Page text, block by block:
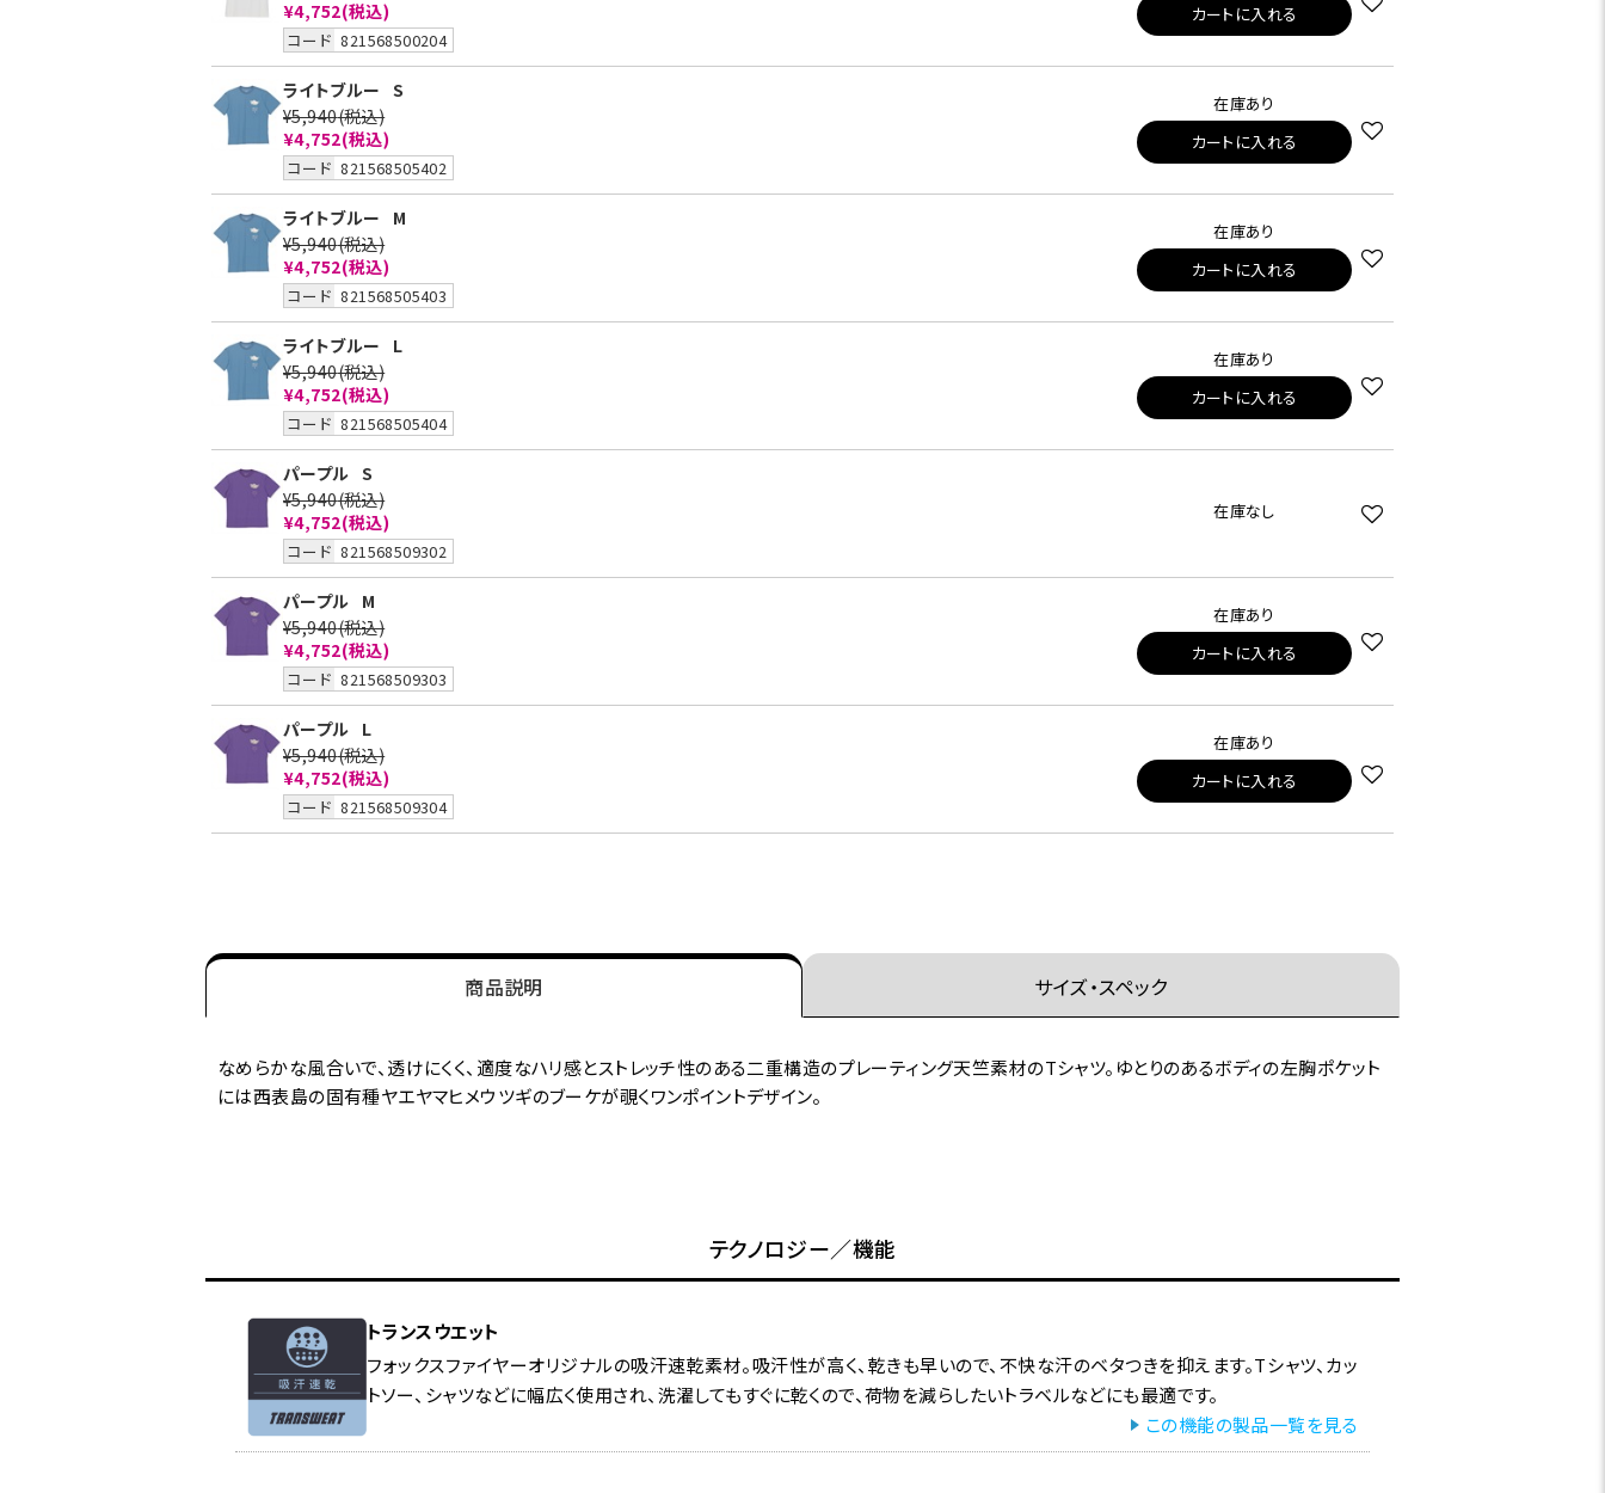
¥4,752(税込)
コード 821568500204
カートに入れる
ライトブルー S
¥5,940(税込)
¥4,752(税込)
コード 821568505402
在庫あり
カートに入れる
ライトブルー
M
¥5,940(税込)
¥4,752(税込)
コード 821568505403
在庫あり
カートに入れる
ライトブルー
L
¥5,940(税込)
¥4,752(税込)
コード 821568505404
在庫あり
カートに入れる
パープル S
¥5,940(税込)
¥4,752(税込)
コード 821568509302
在庫なし
パープル M
¥5,940(税込)
¥4,752(税込)
コード 821568509303
在庫あり
カートに入れる
パープル L
¥5,940(税込)
¥4,752(税込)
コード 821568509304
在庫あり
カートに入れる
商品説明 サイズ・スペック
なめらかな風合いで、透けにくく、適度なハリ感とストレッチ性のある二重構造のプレーティング天竺素材のTシャツ。ゆとりのあるボディの左胸ポケット
には西表島の固有種ヤエヤマヒメウツギのブーケが覗くワンポイントデザイン。
テクノロジー／機能
トランスウエット
フォックスファイヤーオリジナルの吸汗速乾素材。吸汗性が高く、乾きも早いので、不快な汗のベタつきを抑えます。Tシャツ、カッ
トソー、シャツなどに幅広く使用され、洗濯してもすぐに乾くので、荷物を減らしたいトラベルなどにも最適です。
この機能の製品一覧を見る